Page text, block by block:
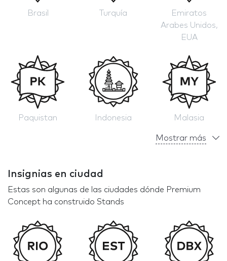
Brasil Turquía
Emiratos
Arabes Unidos,
EUA
Paquistan Indonesia Malasia
Mostrar más
Insignias en ciudad
Estas son algunas de las ciudades dónde Premium
Concept ha construido Stands